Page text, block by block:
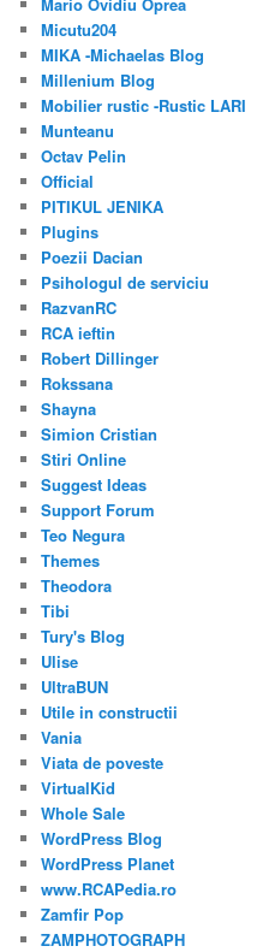
Micutu204
MIKA -Michaelas Blog
Millenium Blog
Mobilier rustic -Rustic LARI
Munteanu
Octav Pelin
Official
PITIKUL JENIKA
Plugins
Poezii Dacian
Psihologul de serviciu
RazvanRC
RCA ieftin
Robert Dillinger
Rokssana
Shayna
Simion Cristian
Stiri Online
Suggest Ideas
Support Forum
Teo Negura
Themes
Theodora
Tibi
Tury's Blog
Ulise
UltraBUN
Utile in constructii
Vania
Viata de poveste
VirtualKid
Whole Sale
WordPress Blog
WordPress Planet
www.RCAPedia.ro
Zamfir Pop
ZAMPHOTOGRAPH